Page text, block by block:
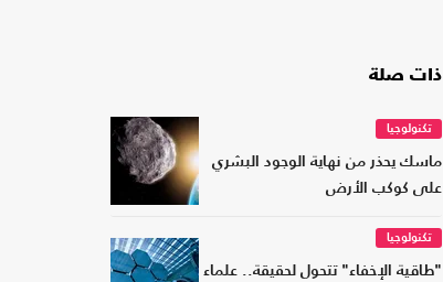
ذات صلة
تكنولوجيا
ماسك يحذر من نهاية الوجود البشري
على كوكب الأرض
تكنولوجيا
"طاقية الإخفاء" تتحول لحقيقة.. علماء